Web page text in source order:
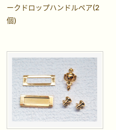
ークドロップハンドルペア(2
個)